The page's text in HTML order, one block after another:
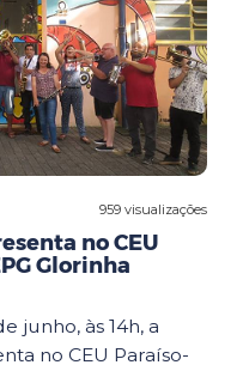
959 visualizações
no CEU
Glorinha
junho, às 14h, a
no CEU Paraíso-